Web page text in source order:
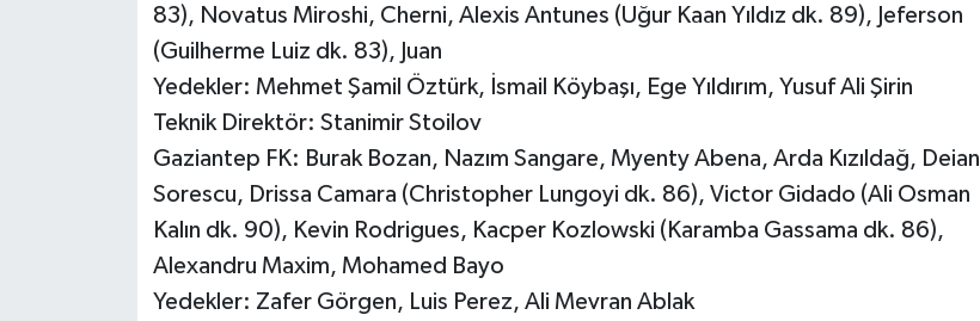
83), Novatus Miroshi, Cherni, Alexis Antunes (Uğur Kaan Yıldız dk. 89), Jeferson
(Guilherme Luiz dk. 83), Juan
Yedekler: Mehmet Şamil Öztürk, İsmail Köybaşı, Ege Yıldırım, Yusuf Ali Şirin
Teknik Direktör: Stanimir Stoilov
Gaziantep FK: Burak Bozan, Nazım Sangare, Myenty Abena, Arda Kızıldağ, Deian
Sorescu, Drissa Camara (Christopher Lungoyi dk. 86), Victor Gidado (Ali Osman
Kalın dk. 90), Kevin Rodrigues, Kacper Kozlowski (Karamba Gassama dk. 86),
Alexandru Maxim, Mohamed Bayo
Yedekler: Zafer Görgen, Luis Perez, Ali Mevran Ablak